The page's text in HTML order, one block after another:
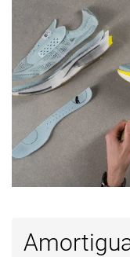
Orthotic
friendly
✓
Estación
Verano
Todas
Removable